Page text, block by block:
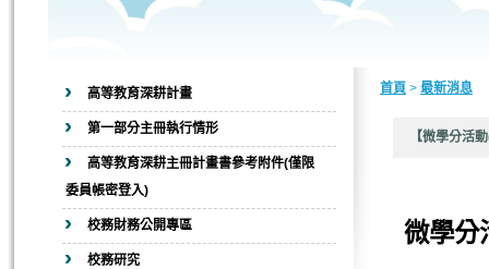
高等教育深耕計畫
第一部分主冊執行情形
高等教育深耕主冊計畫書參考附件(僅限
委員帳密登入)
校務財務公開專區
校務研究
首頁 > 最新消息
【微學分活
微學分